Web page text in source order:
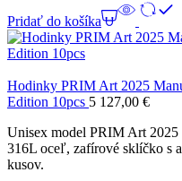
Pridať do košíka
Hodinky PRIM Art 2025
Edition 10pcs 5 127,00 €
Unisex model PRIM Art 2025
316L oceľ, zafírové sklíčko s
kusov.